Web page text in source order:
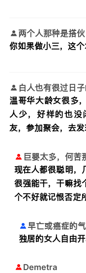
两个人那种是搭伙
你如果做小三，这
白人也有很过日子
温哥华大龄女很多
人少，好样的也
友，参加聚会，去发
巨婴太多，何苦
现在人都很聪明，
很强能干，干嘛找
个不好就记恨否定
早亡或癌症的
独居的女人自由
Demetra